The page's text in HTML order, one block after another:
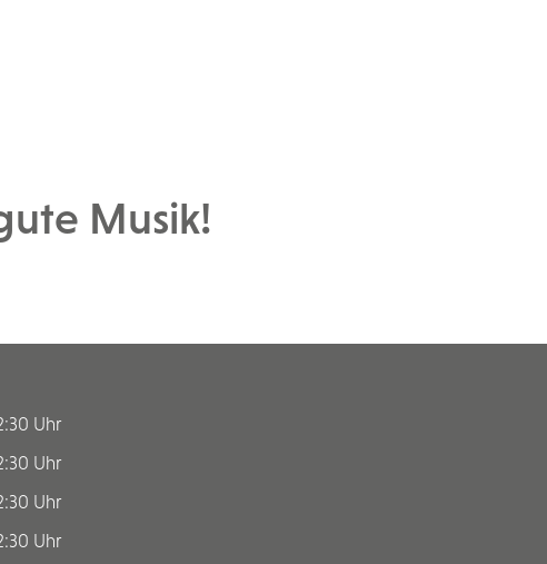
Musik!
Uhr
Uhr
Uhr
Uhr